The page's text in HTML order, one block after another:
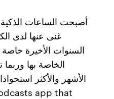
أصبحت الساعات الذكية
غنى عنها لدى
السنوات الأخيرة
الخاصة بها
الأشهر والأكثر
app that